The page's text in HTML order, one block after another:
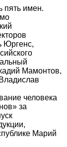
пять имен.
Юргенс,
Мамонтов,
человека
за
Марий